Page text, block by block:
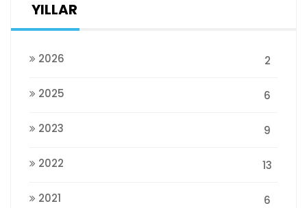
YILLAR
2026 2
2025 6
2023 9
2022 13
2021 6